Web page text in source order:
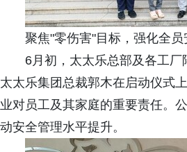
聚焦"零伤害"目标，强化全员
6月初，太太乐总部及各工
太太乐集团总裁郭木在启动仪式
业对员工及其家庭的重要责任。
动安全管理水平提升。